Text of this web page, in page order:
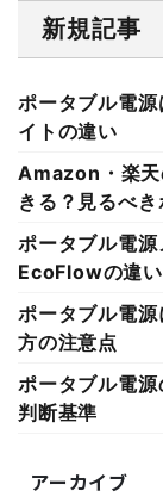
新規記事
ポータブル電
イトの違い
Amazon・楽天
きる？見るべき
ポータブル電
EcoFlowの違い
ポータブル電
方の注意点
ポータブル電
判断基準
アーカイブ